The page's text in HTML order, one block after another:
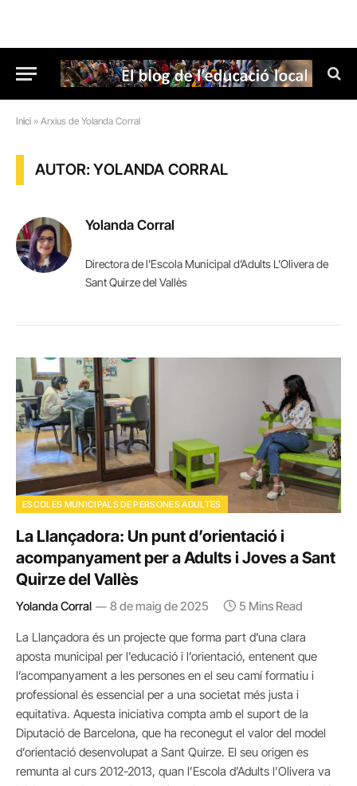
Inici » Arxius de Yolanda Corral
AUTOR: YOLANDA CORRAL
Yolanda Corral
Directora de l'Escola Municipal d’Adults L’Olivera de
Sant Quirze del Vallès
ESCOLES MUNICIPALS DE PERSONES ADULTES
La Llançadora: Un punt d’orientació i
acompanyament per a Adults i Joves a Sant
Quirze del Vallès
Yolanda Corral 8 de maig de 2025 5 Mins Read
La Llançadora és un projecte que forma part d’una clara
aposta municipal per l’educació i l’orientació, entenent que
l’acompanyament a les persones en el seu camí formatiu i
professional és essencial per a una societat més justa i
equitativa. Aquesta iniciativa compta amb el suport de la
Diputació de Barcelona, que ha reconegut el valor del model
d’orientació desenvolupat a Sant Quirze. El seu origen es
remunta al curs 2012-2013, quan l’Escola d’Adults l’Olivera va